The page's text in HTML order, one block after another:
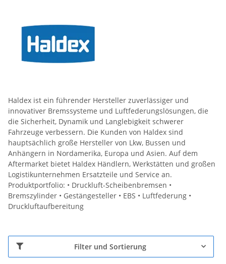
Haldex ist ein führender Hersteller zuverlässiger und
innovativer Bremssysteme und Luftfederungslösungen, die
die Sicherheit, Dynamik und Langlebigkeit schwerer
Fahrzeuge verbessern. Die Kunden von Haldex sind
hauptsächlich große Hersteller von Lkw, Bussen und
Anhängern in Nordamerika, Europa und Asien. Auf dem
Aftermarket bietet Haldex Händlern, Werkstätten und großen
Logistikunternehmen Ersatzteile und Service an.
Produktportfolio: • Druckluft-Scheibenbremsen •
Bremszylinder • Gestängesteller • EBS • Luftfederung •
Druckluftaufbereitung
Filter und Sortierung